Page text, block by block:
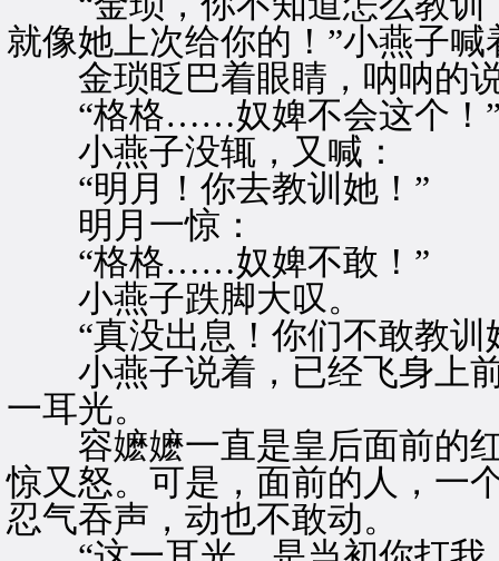
就像她上次给你的！”小燕子
金琐眨巴着眼睛，呐呐的
“格格……奴婢不会这个！
小燕子没辄，又喊：
“明月！你去教训她！”
明月一惊：
“格格……奴婢不敢！”
小燕子跌脚大叹。
“真没出息！你们不敢教训
小燕子说着，已经飞身上前
一耳光。
容嬷嬷一直是皇后面前的红
惊又怒。可是，面前的人，一
忍气吞声，动也不敢动。